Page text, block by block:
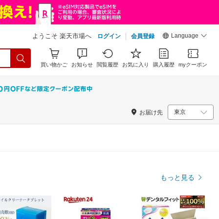
ようこそ 楽天市場へ ログイン 会員登録 Language
買い物かご お知らせ 閲覧履歴 お気に入り 購入履歴 myクーポン
お届け先
もっと見る